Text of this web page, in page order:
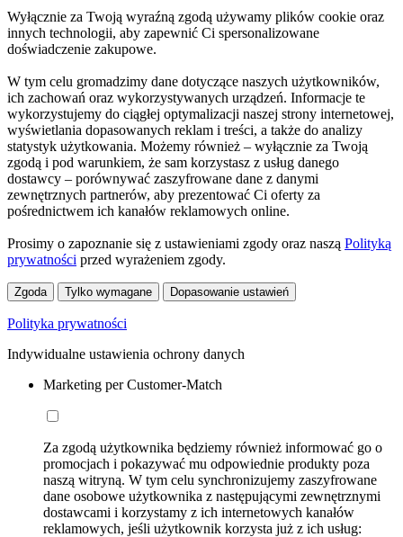
Wyłącznie za Twoją wyraźną zgodą używamy plików cookie oraz
innych technologii, aby zapewnić Ci spersonalizowane
doświadczenie zakupowe.
W tym celu gromadzimy dane dotyczące naszych użytkowników,
ich zachowań oraz wykorzystywanych urządzeń. Informacje te
wykorzystujemy do ciągłej optymalizacji naszej strony internetowej,
wyświetlania dopasowanych reklam i treści, a także do analizy
statystyk użytkowania. Możemy również – wyłącznie za Twoją
zgodą i pod warunkiem, że sam korzystasz z usług danego
dostawcy – porównywać zaszyfrowane dane z danymi
zewnętrznych partnerów, aby prezentować Ci oferty za
pośrednictwem ich kanałów reklamowych online.
Prosimy o zapoznanie się z ustawieniami zgody oraz naszą Polityką
prywatności przed wyrażeniem zgody.
Zgoda Tylko wymagane Dopasowanie ustawień
Polityka prywatności
Indywidualne ustawienia ochrony danych
Marketing per Customer-Match
Za zgodą użytkownika będziemy również informować go o
promocjach i pokazywać mu odpowiednie produkty poza
naszą witryną. W tym celu synchronizujemy zaszyfrowane
dane osobowe użytkownika z następującymi zewnętrznymi
dostawcami i korzystamy z ich internetowych kanałów
reklamowych, jeśli użytkownik korzysta już z ich usług: